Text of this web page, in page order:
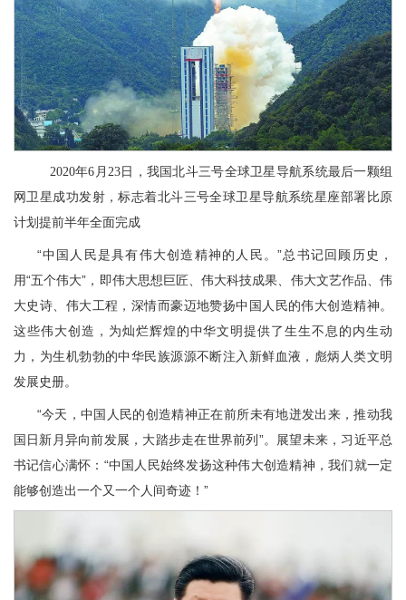
2020年6月23日，我国北斗三号全球卫星导航系统最后一颗组
网卫星成功发射，标志着北斗三号全球卫星导航系统星座部署比原
计划提前半年全面完成
“中国人民是具有伟大创造精神的人民。”总书记回顾历史，
用“五个伟大”，即伟大思想巨匠、伟大科技成果、伟大文艺作品、伟
大史诗、伟大工程，深情而豪迈地赞扬中国人民的伟大创造精神。
这些伟大创造，为灿烂辉煌的中华文明提供了生生不息的内生动
力，为生机勃勃的中华民族源源不断注入新鲜血液，彪炳人类文明
发展史册。
“今天，中国人民的创造精神正在前所未有地迸发出来，推动我
国日新月异向前发展，大踏步走在世界前列”。展望未来，习近平总
书记信心满怀：“中国人民始终发扬这种伟大创造精神，我们就一定
能够创造出一个又一个人间奇迹！”